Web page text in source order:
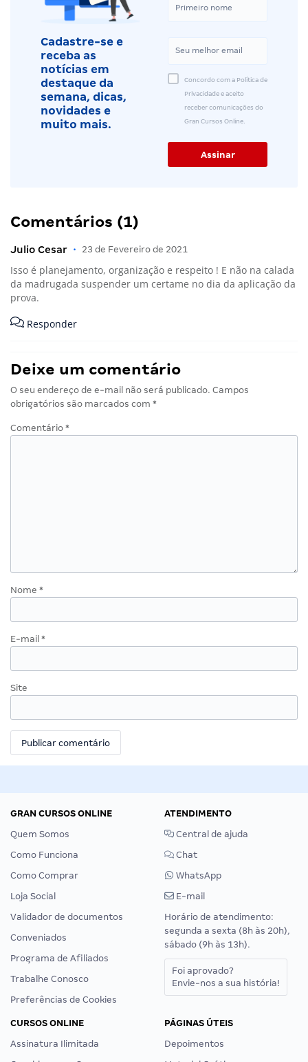
Cadastre-se e
receba as
notícias em
destaque da
semana, dicas,
novidades e
muito mais.
Concordo com a Política de
Privacidade e aceito
receber comunicações do
Gran Cursos Online.
Comentários (1)
Julio Cesar • 23 de Fevereiro de 2021
Isso é planejamento, organização e respeito ! E não na calada
da madrugada suspender um certame no dia da aplicação da
prova.
Responder
Deixe um comentário
O seu endereço de e-mail não será publicado. Campos
obrigatórios são marcados com *
Comentário *
Nome *
E-mail *
Site
GRAN CURSOS ONLINE
Quem Somos
Como Funciona
Como Comprar
Loja Social
Validador de documentos
Conveniados
Programa de Afiliados
Trabalhe Conosco
Preferências de Cookies
ATENDIMENTO
Central de ajuda
Chat
WhatsApp
E-mail
Horário de atendimento:
segunda a sexta (8h às 20h),
sábado (9h às 13h).
Foi aprovado?
Envie-nos a sua história!
CURSOS ONLINE
Assinatura Ilimitada
PÁGINAS ÚTEIS
Depoimentos